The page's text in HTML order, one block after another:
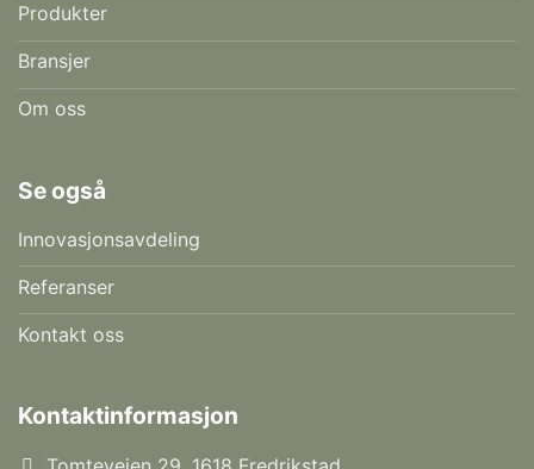
Produkter
Bransjer
Om oss
Se også
Innovasjonsavdeling
Referanser
Kontakt oss
Kontaktinformasjon